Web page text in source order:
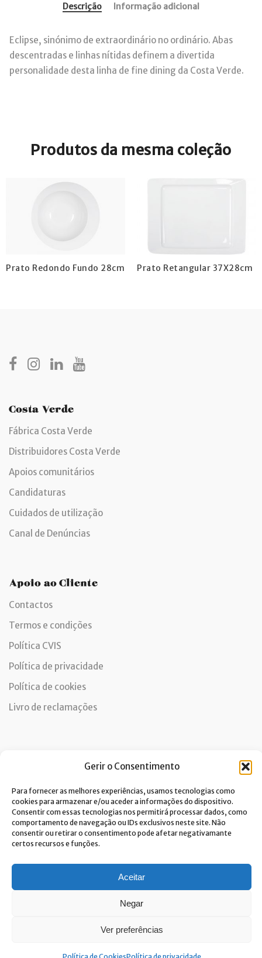
Gerir o Consentimento
Para fornecer as melhores experiências, usamos tecnologias como
cookies para armazenar e/ou aceder a informações do dispositivo.
Consentir com essas tecnologias nos permitirá processar dados, como
comportamento de navegação ou IDs exclusivos neste site. Não
consentir ou retirar o consentimento pode afetar negativamante
certos recursos e funções.
Aceitar
Negar
Ver preferências
Descrição Informação adicional
Eclipse, sinónimo de extraordinário no ordinário. Abas
descentradas e linhas nítidas definem a divertida
personalidade desta linha de fine dining da Costa Verde.
Produtos da mesma coleção
Prato Redondo Fundo 28cm Prato Retangular 37X28cm
Costa Verde
Fábrica Costa Verde
Distribuidores Costa Verde
Apoios comunitários
Candidaturas
Cuidados de utilização
Canal de Denúncias
Apoio ao Cliente
Contactos
Termos e condições
Política CVIS
Política de privacidade
Política de cookies
Livro de reclamações
Dou consentimento ao tratamento de dados e aceito a
política de privacidade.*
A Costa Verde está comprometida com a implementação do RGPD. Para